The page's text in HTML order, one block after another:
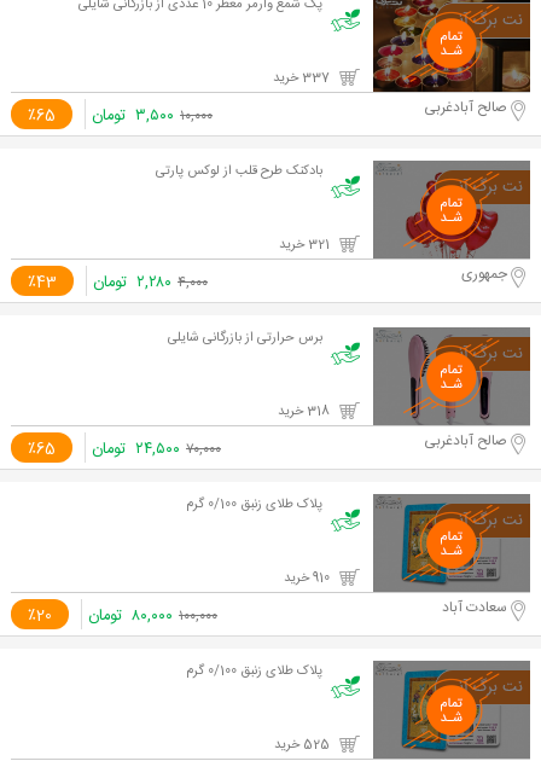
پک شمع وارمر معطر 10 عددی از بازرگانی شایلی
٪65 صالح آبادغربی ۱۰,۰۰۰ ۳,۵۰۰ تومان
بادکنک طرح قلب از لوکس پارتی
٪43 جمهوری ۴,۰۰۰ ۲,۲۸۰ تومان
برس حرارتی از بازرگانی شایلی
٪65 صالح آبادغربی ۷۰,۰۰۰ ۲۴,۵۰۰ تومان
پلاک طلای زنبق 0/100 گرم
٪20 سعادت آباد ۱۰۰,۰۰۰ ۸۰,۰۰۰ تومان
پلاک طلای زنبق 0/100 گرم